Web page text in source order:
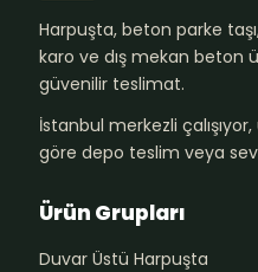
Harpuşta, beton parke
karo ve dış mekan beton
güvenilir teslimat.
İstanbul merkezli
göre depo teslim veya
Ürün Grupları
Duvar Üstü Harpuşta